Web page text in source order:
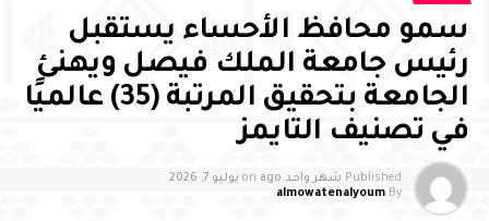
سمو محافظ الأحساء يستقبل
رئيس جامعة الملك فيصل ويهنئ
الجامعة بتحقيق المرتبة (35) عالميًا
في تصنيف التايمز
Published شهر واحد ago on يوليو 7, 2026
By
almowatenalyoum